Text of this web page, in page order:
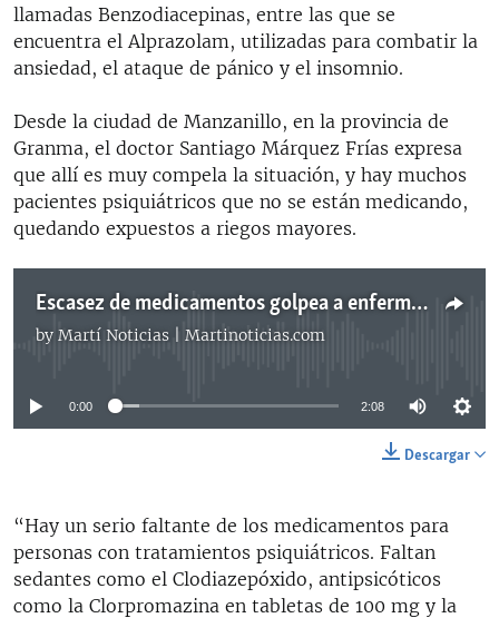
llamadas Benzodiacepinas, entre las que se
encuentra el Alprazolam, utilizadas para combatir la
ansiedad, el ataque de pánico y el insomnio.
Desde la ciudad de Manzanillo, en la provincia de
Granma, el doctor Santiago Márquez Frías expresa
que allí es muy compela la situación, y hay muchos
pacientes psiquiátricos que no se están medicando,
quedando expuestos a riegos mayores.
Escasez de medicamentos golpea a enfermos mentales en Cuba
by Martí Noticias | Martinoticias.com
No media source currently available
0:00 2:08
Descargar
“Hay un serio faltante de los medicamentos para
personas con tratamientos psiquiátricos. Faltan
sedantes como el Clodiazepóxido, antipsicóticos
como la Clorpromazina en tabletas de 100 mg y la